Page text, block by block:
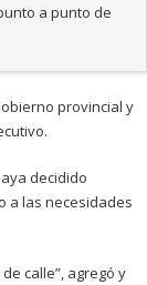
a punto de
provincial y
decidido
a las necesidades
calle”, agregó y